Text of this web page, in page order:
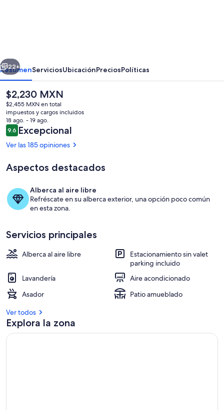
Siguiente
22+
ResumenServiciosUbicaciónPreciosPolíticas
El
precio
actual
es
de
$2,230 MXN
$2,230 MXN
$2,455 MXN en total
impuestos y cargos incluidos
18 ago. - 19 ago.
Opiniones
9.69.6 de 10,
Excepcional
Ver las 185 opiniones
Aspectos destacados
Alberca al aire libre
Refréscate en su alberca exterior, una opción poco común
en esta zona.
Servicios principales
Alberca al aire libre
Estacionamiento sin valet
parking incluido
Lavandería
Aire acondicionado
Asador
Patio amueblado
Ver todos
Explora la zona